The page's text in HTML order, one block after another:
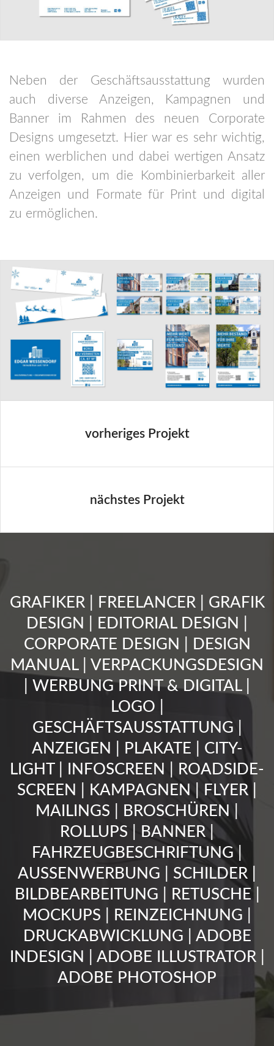
Neben der Geschäftsausstattung wurden
auch diverse Anzeigen, Kampagnen und
Banner im Rahmen des neuen Corporate
Designs umgesetzt. Hier war es sehr wichtig,
einen werblichen und dabei wertigen Ansatz
zu verfolgen, um die Kombinierbarkeit aller
Anzeigen und Formate für Print und digital
zu ermöglichen.
vorheriges Projekt
nächstes Projekt
GRAFIKER | FREELANCER | GRAFIK
DESIGN | EDITORIAL DESIGN |
CORPORATE DESIGN | DESIGN
MANUAL | VERPACKUNGSDESIGN
| WERBUNG PRINT & DIGITAL |
LOGO |
GESCHÄFTSAUSSTATTUNG |
ANZEIGEN | PLAKATE | CITY-
LIGHT | INFOSCREEN | ROADSIDE-
SCREEN | KAMPAGNEN | FLYER |
MAILINGS | BROSCHÜREN |
ROLLUPS | BANNER |
FAHRZEUGBESCHRIFTUNG |
AUSSENWERBUNG | SCHILDER |
BILDBEARBEITUNG | RETUSCHE |
MOCKUPS | REINZEICHNUNG |
DRUCKABWICKLUNG | ADOBE
INDESIGN | ADOBE ILLUSTRATOR |
ADOBE PHOTOSHOP